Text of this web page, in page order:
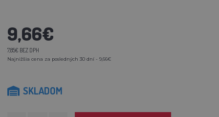
9,66€
7,85€ BEZ DPH
Najnižšia cena za posledných 30 dní - 9,66€
SKLADOM